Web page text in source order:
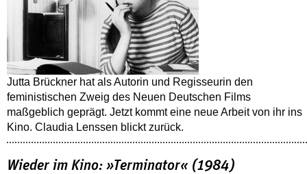
Jutta Brückner hat als Autorin und Regisseurin den
feministischen Zweig des Neuen Deutschen Films
maßgeblich geprägt. Jetzt kommt eine neue Arbeit von ihr ins
Kino. Claudia Lenssen blickt zurück.
Wieder im Kino: »Terminator« (1984)